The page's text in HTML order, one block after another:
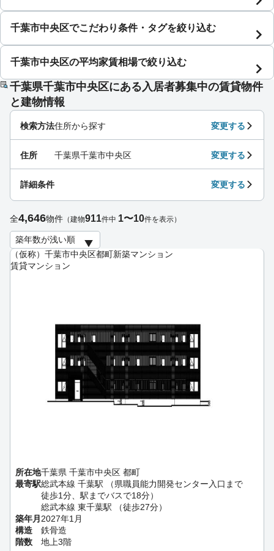
千葉市中央区でこだわり条件・タグを絞り込む
千葉市中央区の平均家賃相場で絞り込む
千葉県千葉市中央区にある入居者募集中の賃貸物件
と建物情報
（仮称）千葉市中央区都町新築マンション
賃貸マンション
所在地千葉県 千葉市中央区 都町
最寄駅総武本線 千葉駅 （県職員能力開発センター入口まで
徒歩1分、駅までバスで18分）
総武本線 東千葉駅 （徒歩27分）
築年月2027年1月
構造
鉄骨造
階数
地上3階
検索方法住所から探す 変更する
住所 千葉県千葉市中央区 変更する
詳細条件 変更する
全4,646物件 （建物911件中 1〜10件を表示）